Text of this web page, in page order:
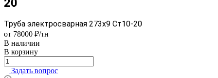
20
Труба электросварная 273х9 Ст10-20
от 78000 ₽/тн
В наличии
В корзину
Задать вопрос